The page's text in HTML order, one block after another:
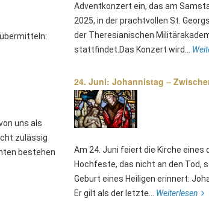
uns als
zulässig
bestehen
Adventkonzert ein, das am
2025, in der prachtvollen St.
der Theresianischen
stattfindet.Das Konzert wird...
24. Juni: Johannistag –
Am 24. Juni feiert die Kirche eines
Hochfeste, das nicht an den Tod,
Geburt eines Heiligen erinnert:
Er gilt als der letzte... Weiterlesen